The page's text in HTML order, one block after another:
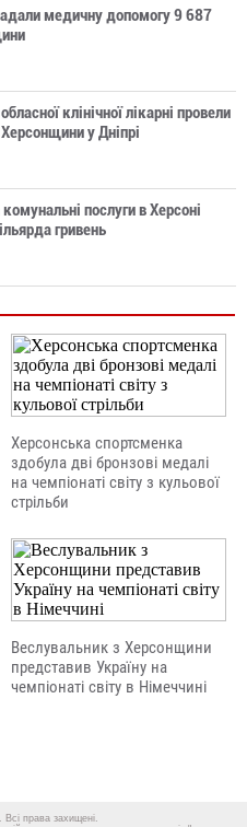
медичну допомогу 9 687
клінічної лікарні провели
у Дніпрі
послуги в Херсоні
гривень
Херсонська спортсменка
здобула дві бронзові медалі
на чемпіонаті світу з кульової
стрільби
Веслувальник з Херсонщини
представив Україну на
чемпіонаті світу в Німеччині
Всі права захищені.